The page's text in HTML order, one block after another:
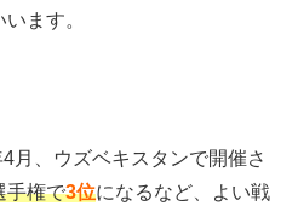
ます。
月、ウズベキスタンで開催さ
手権で3位になるなど、よい戦